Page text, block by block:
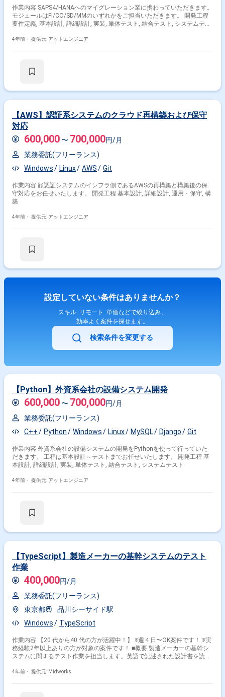
作業内容 SAPS4/HANAへのマイグレーション業に携わっていただきます。
モジュールはFI/CO/SD/MMのいずれかをご担当いただきます。 開発工程
要件定義, 基本設計, 詳細設計, 実装, 単体テスト, 結合テスト, システムテス
4年前・ 提供元: アットエンジニア
【AWS】認証系システムのクラウド再構築および保守
対応
600,000 〜 700,000円/月
業務委託(フリーランス)
Windows
Linux AWS Git
作業内容 顔認証システムのインフラ側であるAWSの再構築と構築後の保
守対応をお任せいたします。 開発工程 基本設計, 詳細設計, 運用・保守, 構
築
4年前・ 提供元: アットエンジニア
設定していない条件はありませんか？
スキル･リモート･単価などで絞り込み、
効率よく案件を探せます。
検索条件を変更する
【Python】外資系会社の設備システム開発
600,000 〜 700,000円/月
業務委託(フリーランス)
C++
Python Windows Linux MySQL Django Git
作業内容 外資系会社の設備システムの開発をPythonを使って行っていた
だきます。 工程は基本設計～テストまでお任せいたします。 開発工程 基
本設計, 詳細設計, 実装, 単体テスト, 結合テスト, システムテスト
4年前・ 提供元: アットエンジニア
【TypeScript】製造メーカーの基幹システムのテスト
作業
400,000円/月
業務委託(フリーランス)
東京都
品川シーサイド駅
Windows
TypeScript
作業内容 【20 代から40 代の方が活躍中！】 ※週４日〜OK案件です！ ※実
務経験2年以上ありの方が対象の案件です！ ■概要 製造メーカーの基幹シ
ステムに関するテスト作業を担当します。英語で記述された設計書を読
TypeScriptやC#、Power Automateの知識を活かし、テスト業務を進めて
4年前・ 提供元: Midworks